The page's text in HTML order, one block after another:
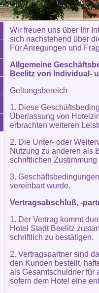
Wir freuen uns über Ihr
sich nachstehend über
Für Anregungen und
Allgemeine
Beelitz von Individual-
Geltungsbereich
1. Diese
Überlassung von
erbrachten weiteren
2. Die Unter- oder
Nutzung zu anderen als
schriftlichen
3.
vereinbart wurde.
Vertragsabschluß, -
1. Der Vertrag kommt
Hotel Stadt Beelitz
schriftlich zu bestätigen.
2. Vertragspartner sind
den Kunden bestellt,
als Gesamtschuldner für
sofern dem Hotel eine